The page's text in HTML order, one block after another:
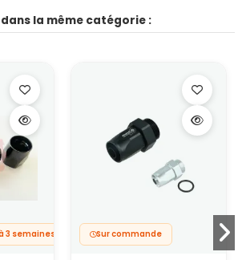
la même catégorie :
3 semaines Sur commande